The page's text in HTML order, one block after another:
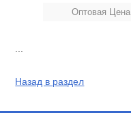
Оптовая Цена
...
Назад в раздел